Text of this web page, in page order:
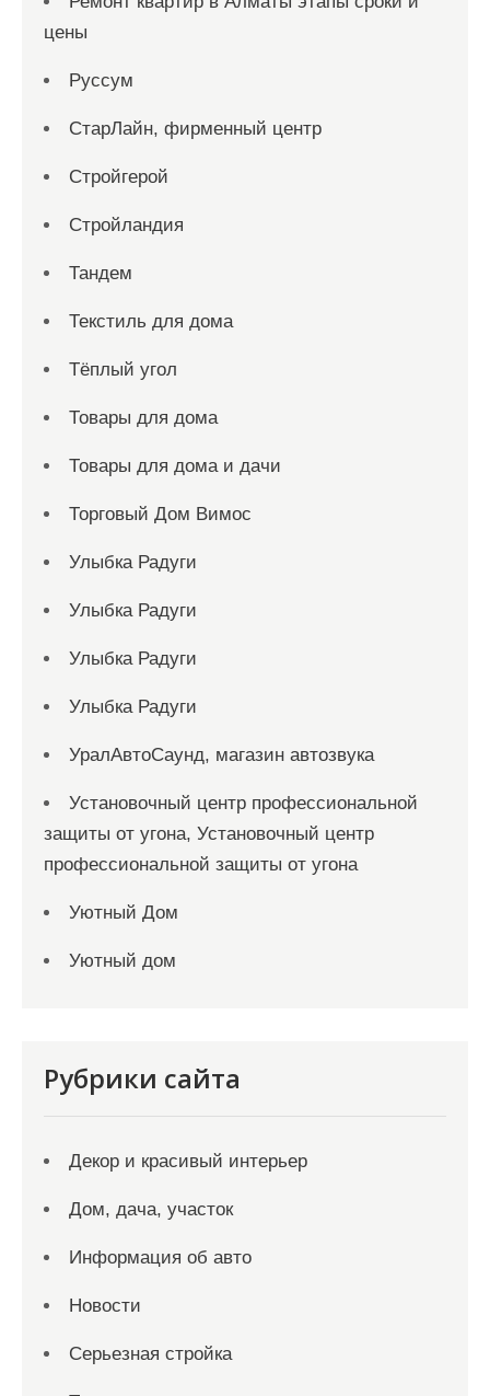
цены
Руссум
СтарЛайн, фирменный центр
Стройгерой
Стройландия
Тандем
Текстиль для дома
Тёплый угол
Товары для дома
Товары для дома и дачи
Торговый Дом Вимос
Улыбка Радуги
Улыбка Радуги
Улыбка Радуги
Улыбка Радуги
УралАвтоСаунд, магазин автозвука
Установочный центр профессиональной
защиты от угона, Установочный центр
профессиональной защиты от угона
Уютный Дом
Уютный дом
Рубрики сайта
Декор и красивый интерьер
Дом, дача, участок
Информация об авто
Новости
Серьезная стройка